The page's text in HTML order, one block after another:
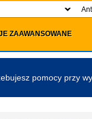
ZAAWANSOWANE
pomocy przy